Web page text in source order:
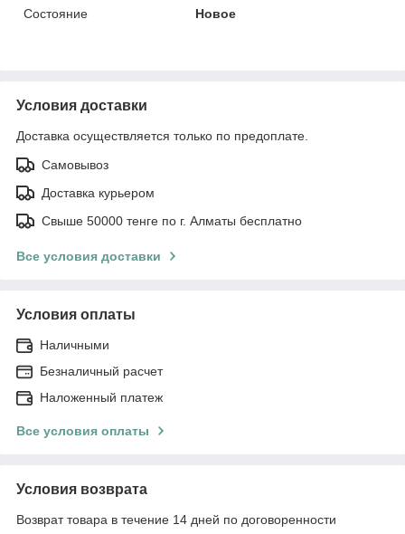
Состояние
Новое
Условия доставки
Доставка осуществляется только по предоплате.
Самовывоз
Доставка курьером
Свыше 50000 тенге по г. Алматы бесплатно
Все условия доставки
Условия оплаты
Наличными
Безналичный расчет
Наложенный платеж
Все условия оплаты
Условия возврата
Возврат товара в течение 14 дней по договоренности